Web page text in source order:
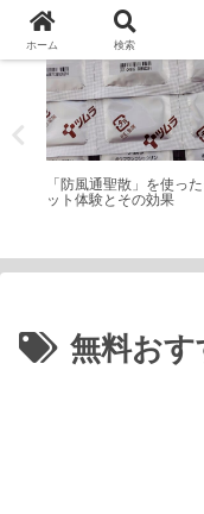
トピック
「防風通聖散」を使っ
ット体験とその効果
無料おす
ホーム 検索